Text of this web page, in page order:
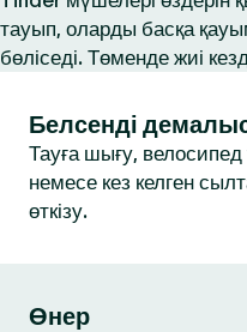
тауып, оларды басқа
бөліседі. Төменде жиі
Белсенді
Тауға шығу,
немесе кез келген
өткізу.
Өнер